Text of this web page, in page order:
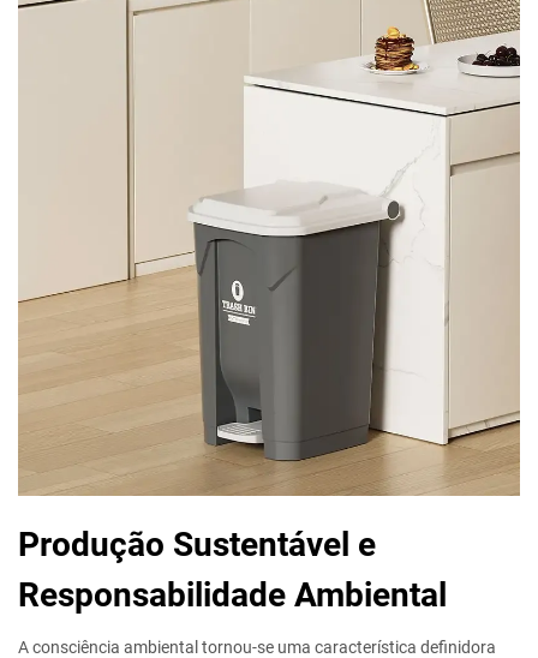
Produção Sustentável e
Responsabilidade Ambiental
A consciência ambiental tornou-se uma característica definidora